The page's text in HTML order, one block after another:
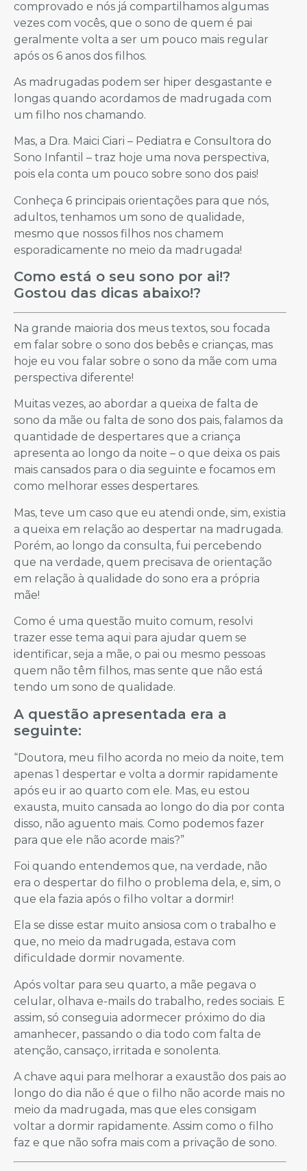
comprovado e nós já compartilhamos algumas
vezes com vocês, que o sono de quem é pai
geralmente volta a ser um pouco mais regular
após os 6 anos dos filhos.
As madrugadas podem ser hiper desgastante e
longas quando acordamos de madrugada com
um filho nos chamando.
Mas, a Dra. Maici Ciari – Pediatra e Consultora do
Sono Infantil – traz hoje uma nova perspectiva,
pois ela conta um pouco sobre sono dos pais!
Conheça 6 principais orientações para que nós,
adultos, tenhamos um sono de qualidade,
mesmo que nossos filhos nos chamem
esporadicamente no meio da madrugada!
Como está o seu sono por ai!?
Gostou das dicas abaixo!?
Na grande maioria dos meus textos, sou focada
em falar sobre o sono dos bebês e crianças, mas
hoje eu vou falar sobre o sono da mãe com uma
perspectiva diferente!
Muitas vezes, ao abordar a queixa de falta de
sono da mãe ou falta de sono dos pais, falamos da
quantidade de despertares que a criança
apresenta ao longo da noite – o que deixa os pais
mais cansados para o dia seguinte e focamos em
como melhorar esses despertares.
Mas, teve um caso que eu atendi onde, sim, existia
a queixa em relação ao despertar na madrugada.
Porém, ao longo da consulta, fui percebendo
que na verdade, quem precisava de orientação
em relação à qualidade do sono era a própria
mãe!
Como é uma questão muito comum, resolvi
trazer esse tema aqui para ajudar quem se
identificar, seja a mãe, o pai ou mesmo pessoas
quem não têm filhos, mas sente que não está
tendo um sono de qualidade.
A questão apresentada era a
seguinte:
“Doutora, meu filho acorda no meio da noite, tem
apenas 1 despertar e volta a dormir rapidamente
após eu ir ao quarto com ele. Mas, eu estou
exausta, muito cansada ao longo do dia por conta
disso, não aguento mais. Como podemos fazer
para que ele não acorde mais?”
Foi quando entendemos que, na verdade, não
era o despertar do filho o problema dela, e, sim, o
que ela fazia após o filho voltar a dormir!
Ela se disse estar muito ansiosa com o trabalho e
que, no meio da madrugada, estava com
dificuldade dormir novamente.
Após voltar para seu quarto, a mãe pegava o
celular, olhava e-mails do trabalho, redes sociais. E
assim, só conseguia adormecer próximo do dia
amanhecer, passando o dia todo com falta de
atenção, cansaço, irritada e sonolenta.
A chave aqui para melhorar a exaustão dos pais ao
longo do dia não é que o filho não acorde mais no
meio da madrugada, mas que eles consigam
voltar a dormir rapidamente. Assim como o filho
faz e que não sofra mais com a privação de sono.